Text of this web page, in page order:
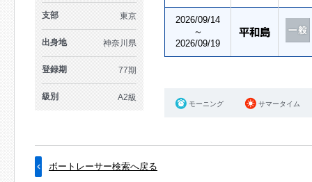
支部 東京
出身地 神奈川県
登録期 77期
級別 A2級
2026/09/14
～
2026/09/19
モーニング サマータイム
ボートレーサー検索へ戻る